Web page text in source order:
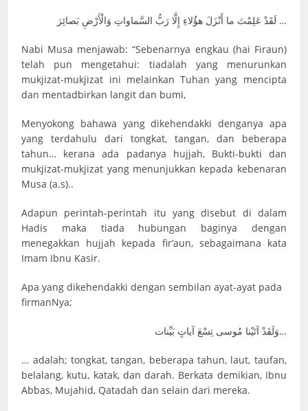
لَقَدْ عَلِمْتَ ما أَنْزَلَ هؤُلاءِ إِلَّا رَبُّ السَّماواتِ وَالْأَرْضِ بَصائِرَ …
Nabi Musa menjawab: “Sebenarnya engkau (hai Firaun)
telah pun mengetahui: tiadalah yang menurunkan
mukjizat-mukjizat ini melainkan Tuhan yang mencipta
dan mentadbirkan langit dan bumi,
Menyokong bahawa yang dikehendakki denganya apa
yang terdahulu dari tongkat, tangan, dan beberapa
tahun… kerana ada padanya hujjah, Bukti-bukti dan
mukjizat-mukjizat yang menunjukkan kepada kebenaran
Musa (a.s)..
Adapun perintah-perintah itu yang disebut di dalam
Hadis maka tiada hubungan baginya dengan
menegakkan hujjah kepada fir’aun, sebagaimana kata
Imam Ibnu Kasir.
Apa yang dikehendakki dengan sembilan ayat-ayat pada
firmanNya;
وَلَقَدْ آتَيْنا مُوسى تِسْعَ آياتٍ بَيِّنات…
… adalah; tongkat, tangan, beberapa tahun, laut, taufan,
belalang, kutu, katak, dan darah. Berkata demikian, Ibnu
Abbas, Mujahid, Qatadah dan selain dari mereka.